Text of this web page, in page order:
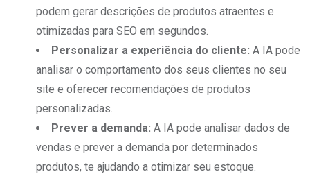
podem gerar descrições de produtos atraentes e
otimizadas para SEO em segundos.
Personalizar a experiência do cliente: A IA pode
analisar o comportamento dos seus clientes no seu
site e oferecer recomendações de produtos
personalizadas.
Prever a demanda: A IA pode analisar dados de
vendas e prever a demanda por determinados
produtos, te ajudando a otimizar seu estoque.